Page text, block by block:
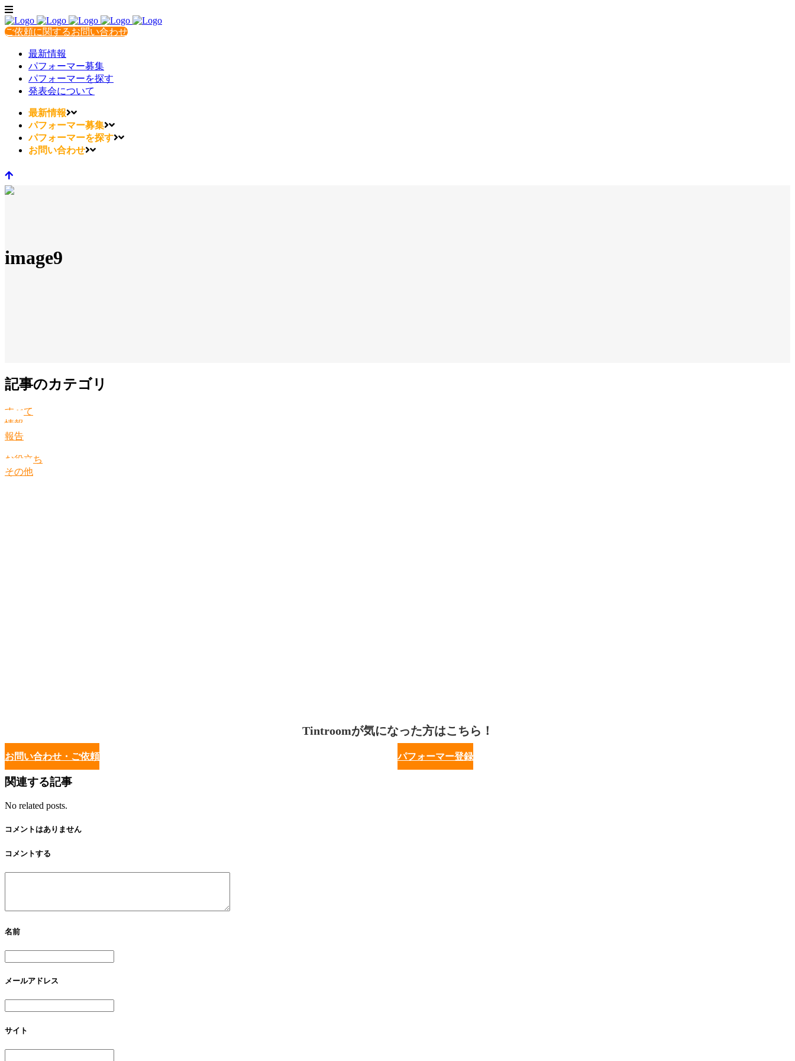
ご依頼に関するお問い合わせ
最新情報
パフォーマー募集
パフォーマーを探す
発表会について
最新情報
パフォーマー募集
パフォーマーを探す
お問い合わせ
image9
記事のカテゴリ
すべて
情報
報告
お役立ち
その他
Tintroomが気になった方はこちら！
お問い合わせ・ご依頼 パフォーマー登録
関連する記事
No related posts.
コメントはありません
コメントする
名前
メールアドレス
サイト